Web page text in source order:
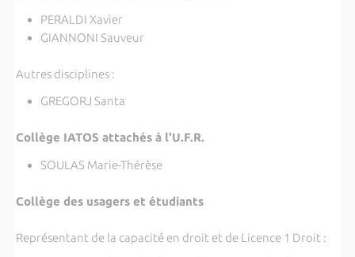
PERALDI Xavier
GIANNONI Sauveur
Autres disciplines :
GREGORJ Santa
Collège IATOS attachés à l'U.F.R.
SOULAS Marie-Thérèse
Collège des usagers et étudiants
Représentant de la capacité en droit et de Licence 1 Droit :